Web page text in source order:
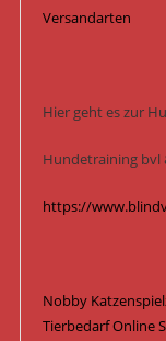
Versandarten
Hier geht es zur
Hundetraining bvl
https://
Nobby
Tierbedarf Online